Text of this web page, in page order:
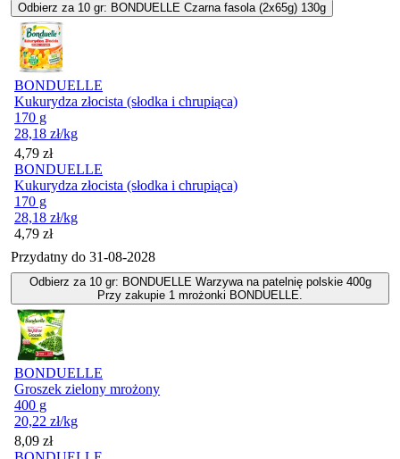
Odbierz za 10 gr: BONDUELLE Czarna fasola (2x65g) 130g
BONDUELLE
Kukurydza złocista (słodka i chrupiąca)
170 g
28,18 zł/kg
Cena
4,79 zł
BONDUELLE
Kukurydza złocista (słodka i chrupiąca)
170 g
28,18 zł/kg
Cena
4,79 zł
Przydatny do 31-08-2028
Odbierz za 10 gr: BONDUELLE Warzywa na patelnię polskie 400g
Przy zakupie 1 mrożonki BONDUELLE.
BONDUELLE
Groszek zielony mrożony
400 g
20,22 zł/kg
Cena
8,09 zł